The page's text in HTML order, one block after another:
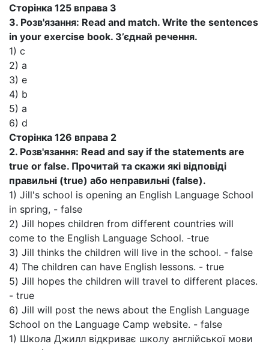
Сторінка 125 вправа 3
3. Розв'язання: Read and match. Write the sentences
in your exercise book. З’єднай речення.
1) c
2) a
3) e
4) b
5) a
6) d
Сторінка 126 вправа 2
2. Розв'язання: Read and say if the statements are
true or false. Прочитай та скажи які відповіді
правильні (true) або неправильні (false).
1) Jill's school is opening an English Language School
in spring, - false
2) Jill hopes children from different countries will
come to the English Language School. -true
3) Jill thinks the children will live in the school. - false
4) The children can have English lessons. - true
5) Jill hopes the children will travel to different places.
- true
6) Jill will post the news about the English Language
School on the Language Camp website. - false
1) Школа Джилл відкриває школу англійської мови